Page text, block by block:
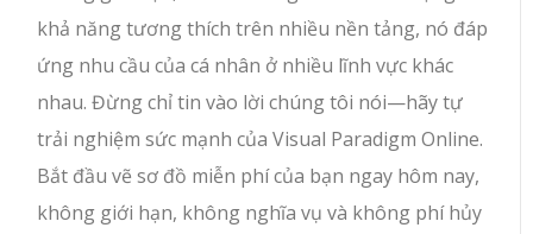
khả năng tương thích trên nhiều nền tảng, nó đáp
ứng nhu cầu của cá nhân ở nhiều lĩnh vực khác
nhau. Đừng chỉ tin vào lời chúng tôi nói—hãy tự
trải nghiệm sức mạnh của Visual Paradigm Online.
Bắt đầu vẽ sơ đồ miễn phí của bạn ngay hôm nay,
không giới hạn, không nghĩa vụ và không phí hủy